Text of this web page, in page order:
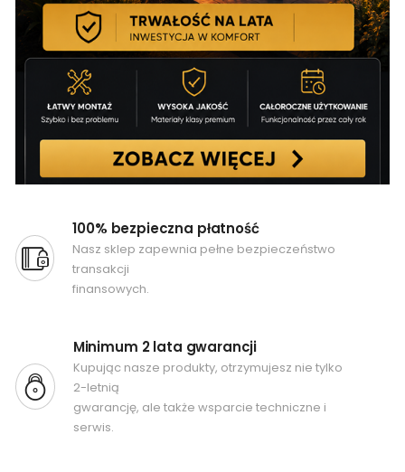
100% bezpieczna płatność
Nasz sklep zapewnia pełne bezpieczeństwo
transakcji
finansowych.
Minimum 2 lata gwarancji
Kupując nasze produkty, otrzymujesz nie tylko
2-letnią
gwarancję, ale także wsparcie techniczne i
serwis.